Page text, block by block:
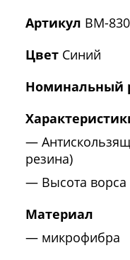
Артикул BM-
Цвет Синий
Номинальный
резина)
Высота
Материал
микрофибра